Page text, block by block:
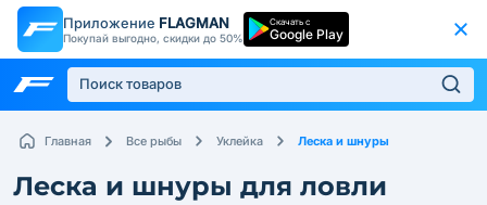
Приложение FLAGMAN
Покупай выгодно, скидки до 50%
Скачать с
Google Play
Главная Все рыбы Уклейка Леска и шнуры
Леска и шнуры для ловли